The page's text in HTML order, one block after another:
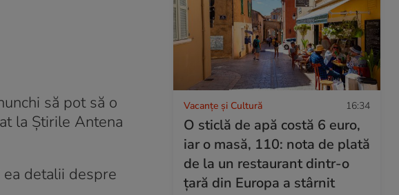
să pot să o
la Știrile Antena
detalii despre
Vacanțe și Cultură 16:34
O sticlă de apă costă 6 euro,
iar o masă, 110: nota de plată
de la un restaurant dintr-o
țară din Europa a stârnit